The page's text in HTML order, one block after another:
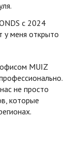
с 2024
у меня открыто
MUIZ
не просто
которые